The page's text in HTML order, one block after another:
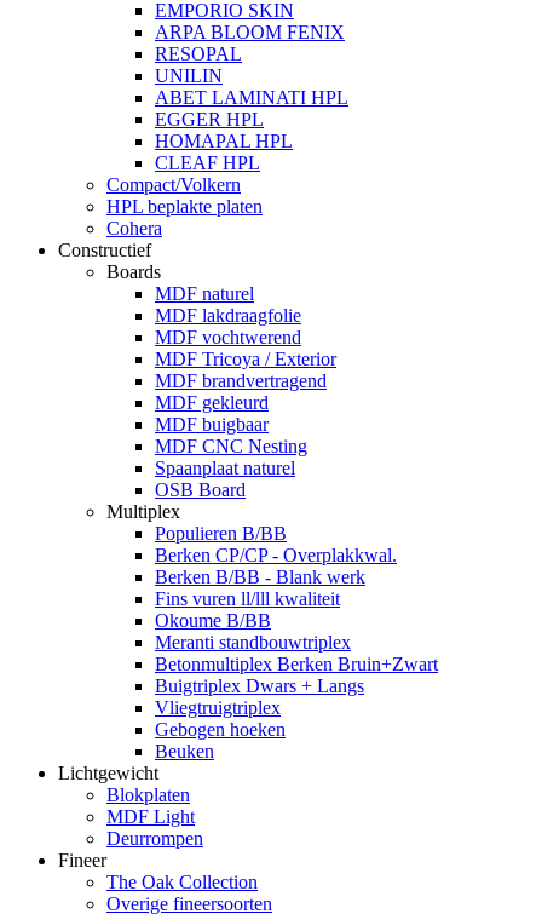
EMPORIO SKIN
ARPA BLOOM FENIX
RESOPAL
UNILIN
ABET LAMINATI HPL
EGGER HPL
HOMAPAL HPL
CLEAF HPL
Compact/Volkern
HPL beplakte platen
Cohera
Constructief
Boards
MDF naturel
MDF lakdraagfolie
MDF vochtwerend
MDF Tricoya / Exterior
MDF brandvertragend
MDF gekleurd
MDF buigbaar
MDF CNC Nesting
Spaanplaat naturel
OSB Board
Multiplex
Populieren B/BB
Berken CP/CP - Overplakkwal.
Berken B/BB - Blank werk
Fins vuren ll/lll kwaliteit
Okoume B/BB
Meranti standbouwtriplex
Betonmultiplex Berken Bruin+Zwart
Buigtriplex Dwars + Langs
Vliegtruigtriplex
Gebogen hoeken
Beuken
Lichtgewicht
Blokplaten
MDF Light
Deurrompen
Fineer
The Oak Collection
Overige fineersoorten